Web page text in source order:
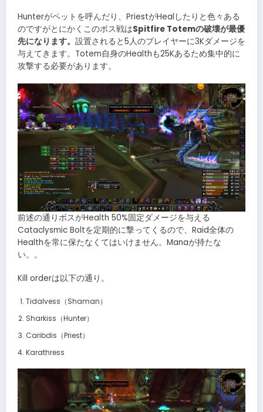
Hunterがペットを呼んだり、PriestがHealしたりと色々ある
のですがとにかくこのボス戦はSpitfire Totemの破壊が最優
先になります。 設置されると5人のプレイヤーに3Kダメージを
与えてきます。Totem自身のHealthも25Kあるため集中的に
攻撃する必要があります。
前述の通りボスがHealth 50%固定ダメージを与える
Cataclysmic Boltを定期的に撃ってくるので、Raid全体の
Healthを常に保たなくてはいけません。Manaが持たな
い。。
Kill orderは以下の通り。
Tidalvess（Shaman）
Sharkiss（Hunter）
Caribdis（Priest）
Karathress